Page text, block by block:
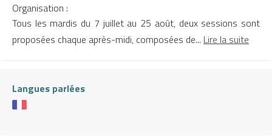
Organisation :
Tous les mardis du 7 juillet au 25 août, deux sessions sont
proposées chaque après-midi, composées de... Lire la suite
Langues parlées